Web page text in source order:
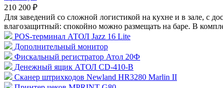
210 200 ₽
Для заведений со сложной логистикой на кухне и в зале, с
влагозащитный: спокойно можно размещать на баре. В
POS-терминал АТОЛ Jazz 16 Lite
Дополнительный монитор
Фискальный регистратор Атол 20Ф
Денежный ящик АТОЛ CD-410-В
Сканер штрихкодов Newland HR3280 Marlin II